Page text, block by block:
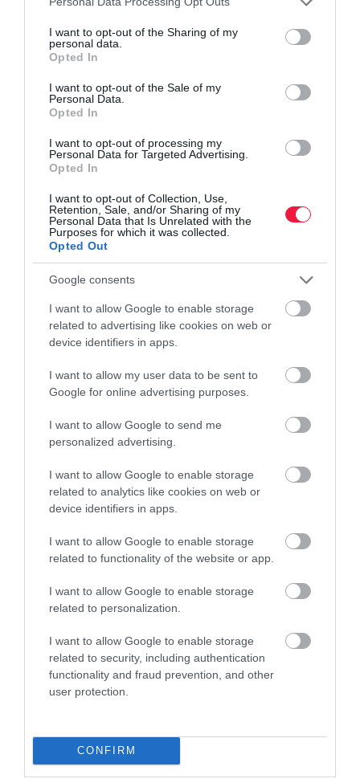
not limited to your visit or usage behaviour. You may click to
grant or deny consent to Google and its third-party tags to
use your data for below specified purposes in below Google
consent section.
I want to opt-out of the Sharing of my
personal data.
Opted In
I want to opt-out of the Sale of my
Personal Data.
Opted In
I want to opt-out of processing my
Personal Data for Targeted Advertising.
Opted In
I want to opt-out of Collection, Use,
Retention, Sale, and/or Sharing of my
Personal Data that Is Unrelated with the
Purposes for which it was collected.
Opted Out
Google consents
I want to allow Google to enable storage
related to advertising like cookies on web or
device identifiers in apps.
I want to allow my user data to be sent to
Google for online advertising purposes.
I want to allow Google to send me
personalized advertising.
I want to allow Google to enable storage
related to analytics like cookies on web or
device identifiers in apps.
I want to allow Google to enable storage
related to functionality of the website or app.
I want to allow Google to enable storage
related to personalization.
I want to allow Google to enable storage
related to security, including authentication
functionality and fraud prevention, and other
user protection.
CONFIRM
szakma sofőr ágazatok közlekedés
Így számolhat, aki a fővárosban venne újépítésű
Az elmúlt két évben rekordokat hozott, idén viszont fékezett a
viszi előre a lendület. Az eredmény: nőtt az eladatlan lakáskészlet,